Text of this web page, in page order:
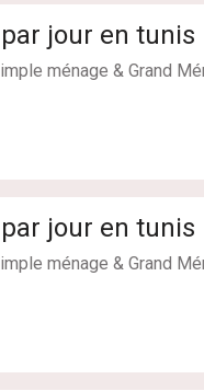
jour en tunis
ménage & Grand
jour en tunis
ménage & Grand